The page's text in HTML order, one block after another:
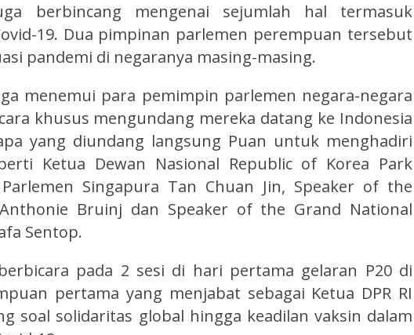
berbincang mengenai sejumlah hal termasuk
19. Dua pimpinan parlemen perempuan tersebut
pandemi di negaranya masing-masing.
menemui para pemimpin parlemen negara-negara
khusus mengundang mereka datang ke Indonesia
yang diundang langsung Puan untuk menghadiri
Ketua Dewan Nasional Republic of Korea Park
Parlemen Singapura Tan Chuan Jin, Speaker of the
Bruinj dan Speaker of the Grand National
Sentop.
pada 2 sesi di hari pertama gelaran P20 di
pertama yang menjabat sebagai Ketua DPR RI
soal solidaritas global hingga keadilan vaksin dalam